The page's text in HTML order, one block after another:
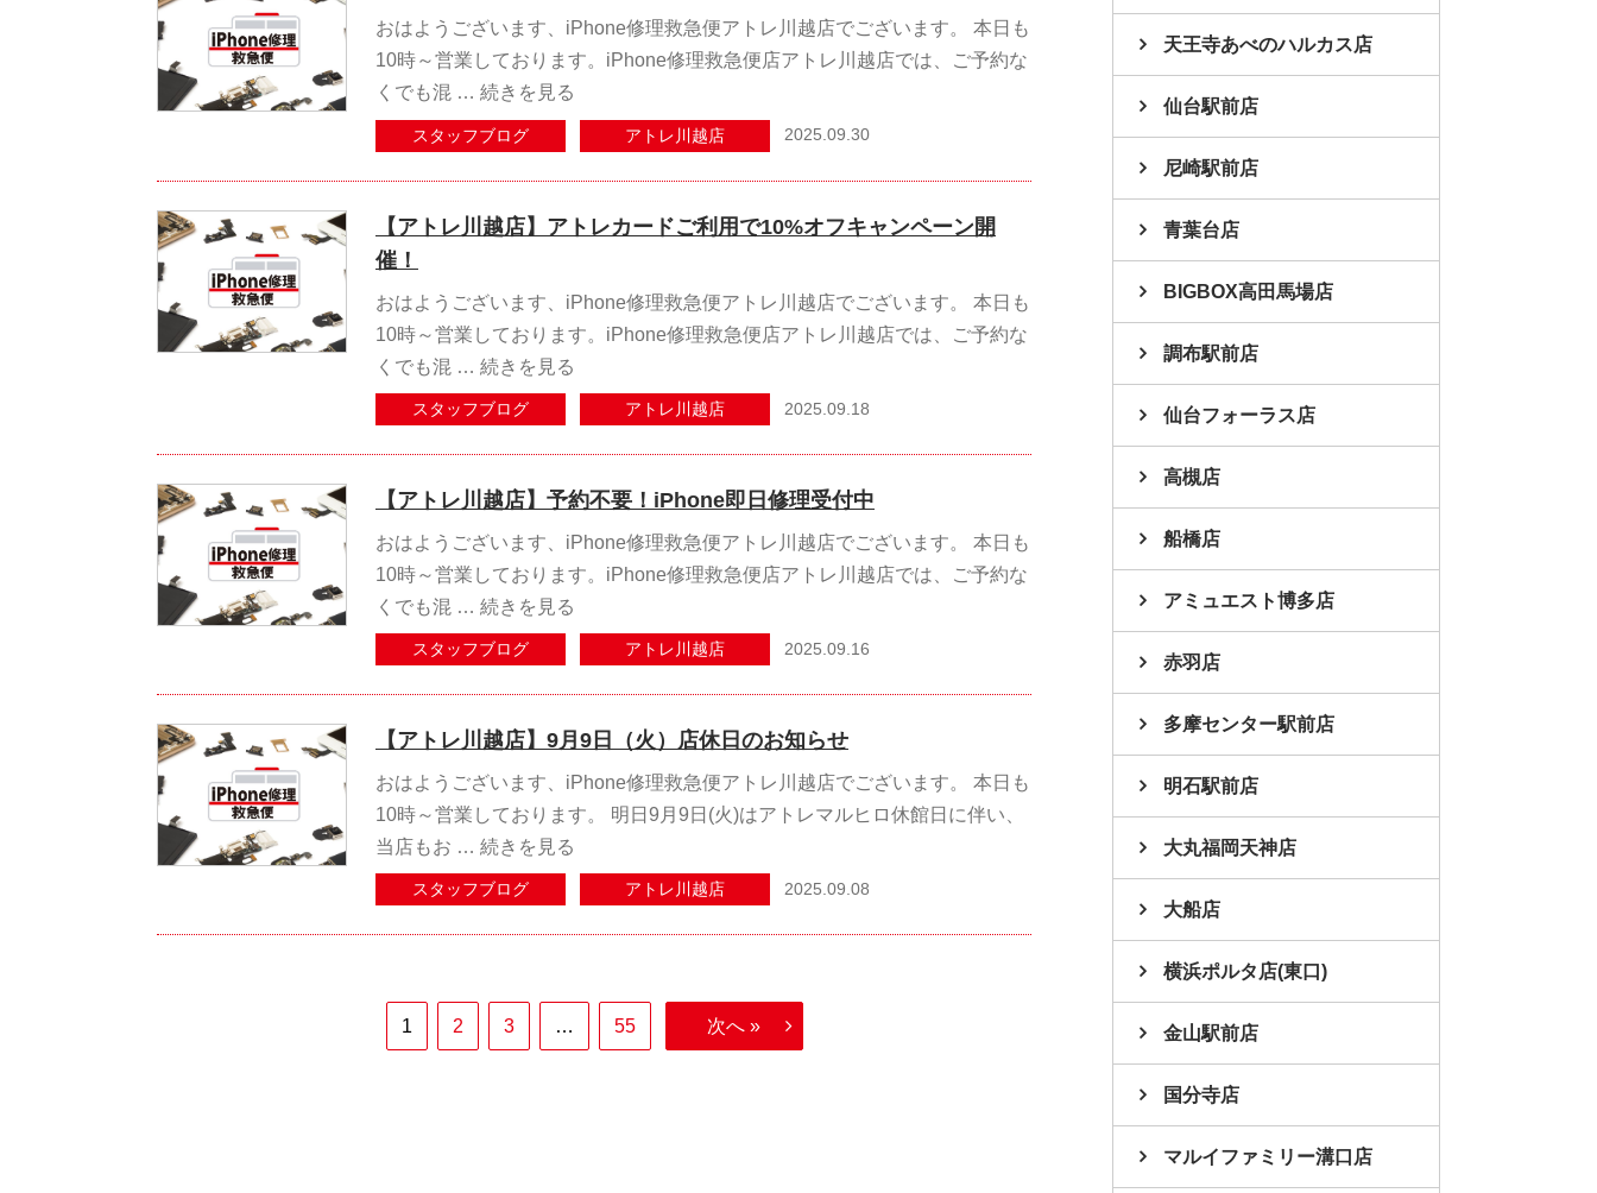
おはようございます、iPhone修理救急便アトレ川越店でございます。 本日も
10時～営業しております。iPhone修理救急便店アトレ川越店では、ご予約な
くでも混 … 続きを見る
スタッフブログ アトレ川越店 2025.09.30
【アトレ川越店】アトレカードご利用で10%オフキャンペーン開
催！
おはようございます、iPhone修理救急便アトレ川越店でございます。 本日も
10時～営業しております。iPhone修理救急便店アトレ川越店では、ご予約な
くでも混 … 続きを見る
スタッフブログ アトレ川越店 2025.09.18
【アトレ川越店】予約不要！iPhone即日修理受付中
おはようございます、iPhone修理救急便アトレ川越店でございます。 本日も
10時～営業しております。iPhone修理救急便店アトレ川越店では、ご予約な
くでも混 … 続きを見る
スタッフブログ アトレ川越店 2025.09.16
【アトレ川越店】9月9日（火）店休日のお知らせ
おはようございます、iPhone修理救急便アトレ川越店でございます。 本日も
10時～営業しております。 明日9月9日(火)はアトレマルヒロ休館日に伴い、
当店もお … 続きを見る
スタッフブログ アトレ川越店 2025.09.08
1 2 3 … 55 次へ »
天王寺あべのハルカス店
仙台駅前店
尼崎駅前店
青葉台店
BIGBOX高田馬場店
調布駅前店
仙台フォーラス店
高槻店
船橋店
アミュエスト博多店
赤羽店
多摩センター駅前店
明石駅前店
大丸福岡天神店
大船店
横浜ポルタ店(東口)
金山駅前店
国分寺店
マルイファミリー溝口店